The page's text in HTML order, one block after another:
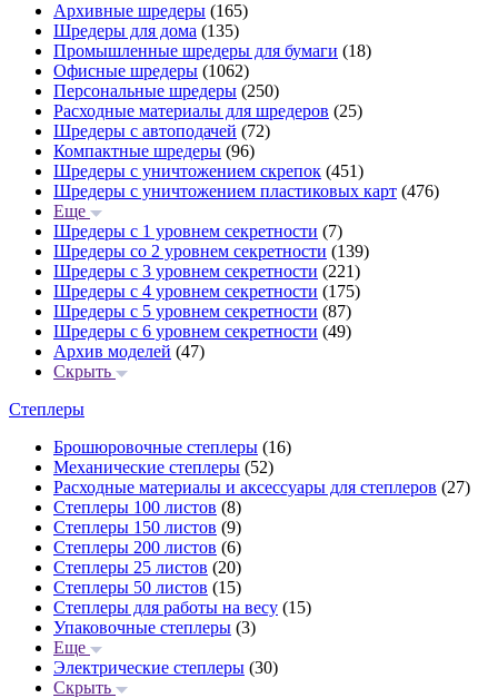
Архивные шредеры (165)
Шредеры для дома (135)
Промышленные шредеры для бумаги (18)
Офисные шредеры (1062)
Персональные шредеры (250)
Расходные материалы для шредеров (25)
Шредеры с автоподачей (72)
Компактные шредеры (96)
Шредеры с уничтожением скрепок (451)
Шредеры с уничтожением пластиковых карт (476)
Еще
Шредеры с 1 уровнем секретности (7)
Шредеры со 2 уровнем секретности (139)
Шредеры с 3 уровнем секретности (221)
Шредеры с 4 уровнем секретности (175)
Шредеры с 5 уровнем секретности (87)
Шредеры с 6 уровнем секретности (49)
Архив моделей (47)
Скрыть
Степлеры
Брошюровочные степлеры (16)
Механические степлеры (52)
Расходные материалы и аксессуары для степлеров (27)
Степлеры 100 листов (8)
Степлеры 150 листов (9)
Степлеры 200 листов (6)
Степлеры 25 листов (20)
Степлеры 50 листов (15)
Степлеры для работы на весу (15)
Упаковочные степлеры (3)
Еще
Электрические степлеры (30)
Скрыть